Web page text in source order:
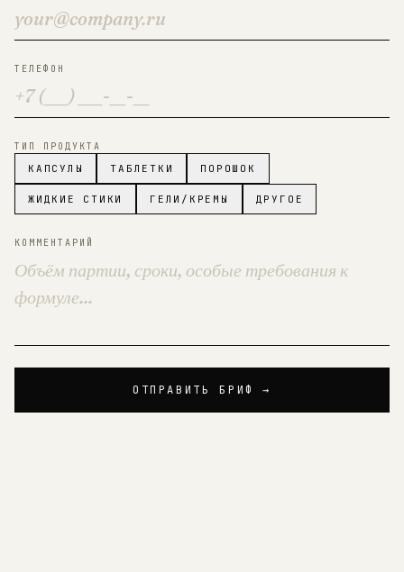
ТЕЛЕФОН
ТИП ПРОДУКТА
КАПСУЛЫ ТАБЛЕТКИ ПОРОШОК
ЖИДКИЕ СТИКИ ГЕЛИ/КРЕМЫ ДРУГОЕ
КОММЕНТАРИЙ
ОТПРАВИТЬ БРИФ →